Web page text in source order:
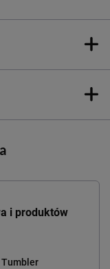
i produktów